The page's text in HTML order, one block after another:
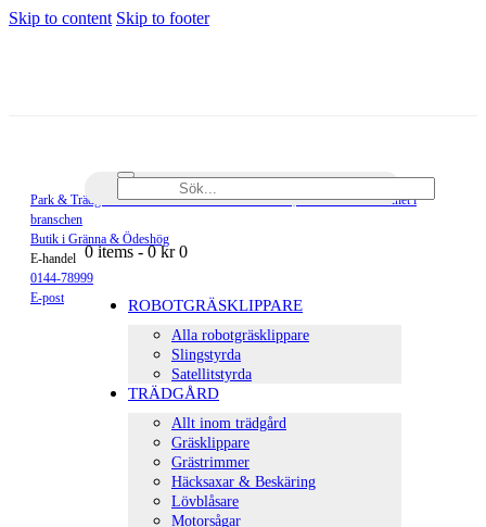
Skip to content Skip to footer
Park & Trädgårdsmaskiner är en del av Elektro-Pär, med 80 års erfarenhet i
branschen
Butik i Gränna & Ödeshög
E-handel
0144-78999
E-post
0 items - 0 kr 0
ROBOTGRÄSKLIPPARE
Alla robotgräsklippare
Slingstyrda
Satellitstyrda
TRÄDGÅRD
Allt inom trädgård
Gräsklippare
Grästrimmer
Häcksaxar & Beskäring
Lövblåsare
Motorsågar